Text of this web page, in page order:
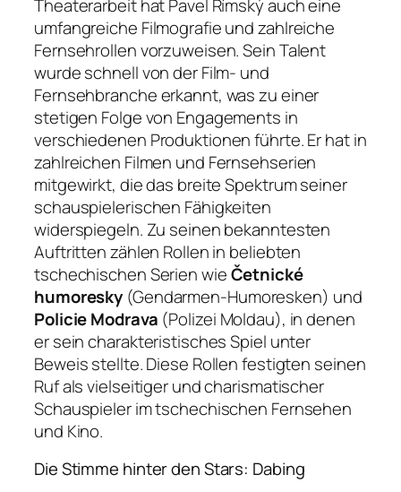
Theaterarbeit hat Pavel Rímský auch eine
umfangreiche Filmografie und zahlreiche
Fernsehrollen vorzuweisen. Sein Talent
wurde schnell von der Film- und
Fernsehbranche erkannt, was zu einer
stetigen Folge von Engagements in
verschiedenen Produktionen führte. Er hat in
zahlreichen Filmen und Fernsehserien
mitgewirkt, die das breite Spektrum seiner
schauspielerischen Fähigkeiten
widerspiegeln. Zu seinen bekanntesten
Auftritten zählen Rollen in beliebten
tschechischen Serien wieČetnické
humoresky (Gendarmen-Humoresken) und
Policie Modrava (Polizei Moldau), in denen
er sein charakteristisches Spiel unter
Beweis stellte. Diese Rollen festigten seinen
Ruf als vielseitiger und charismatischer
Schauspieler im tschechischen Fernsehen
und Kino.
Die Stimme hinter den Stars: Dabing